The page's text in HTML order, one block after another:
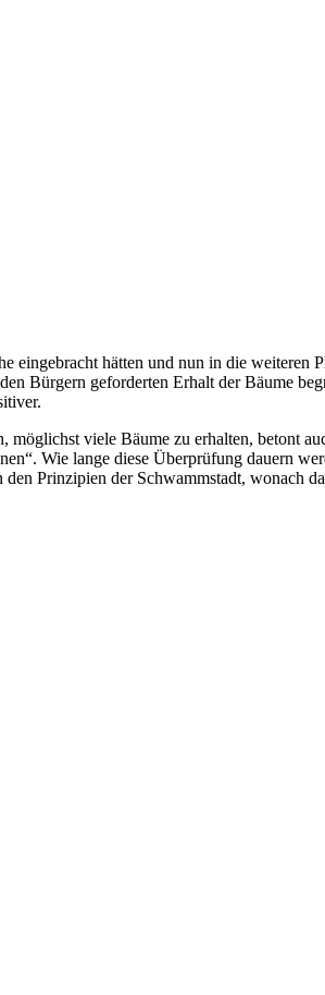
eingebracht hätten und nun in die weiteren
Bürgern geforderten Erhalt der Bäume
viele Bäume zu erhalten, betont
Wie lange diese Überprüfung dauern
Prinzipien der Schwammstadt, wonach